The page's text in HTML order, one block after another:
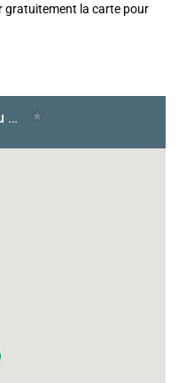
gratuitement la carte pour